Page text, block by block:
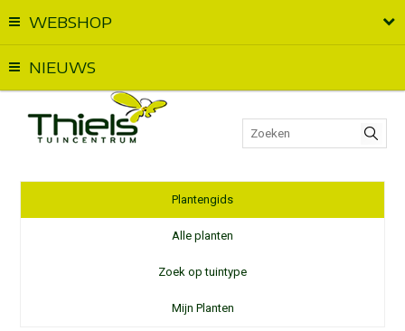
WEBSHOP
NIEUWS
Plantengids
Alle planten
Zoek op tuintype
Mijn Planten